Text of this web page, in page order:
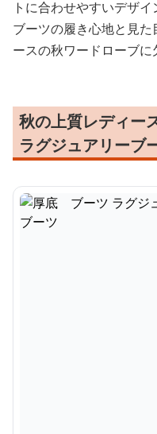
トに合わせやすいデザイ
ブーツの履き心地と見
ースの秋ワードローブに
秋の上質レディー
ラグジュアリーブ